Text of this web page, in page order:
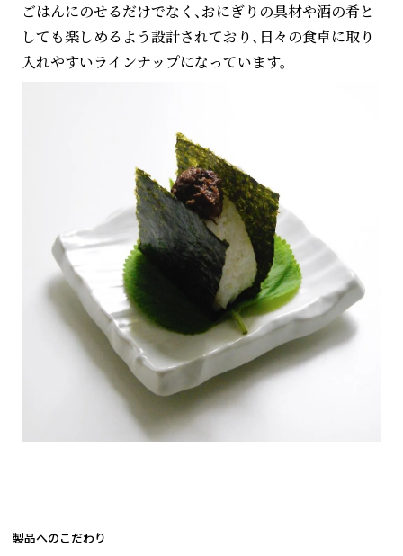
ごはんにのせるだけでなく、おにぎりの具材や酒の肴と
しても楽しめるよう設計されており、日々の食卓に取り
入れやすいラインナップになっています。
製品へのこだわり